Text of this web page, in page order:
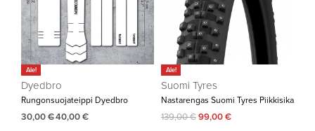
Ale!
Dyedbro
Rungonsuojateippi Dyedbro
30,00€40,00€
Ale!
Suomi Tyres
Nastarengas Suomi Tyres Piikkisika
139,00€99,00€